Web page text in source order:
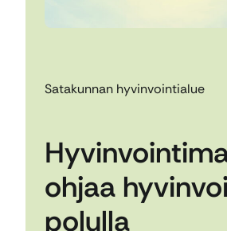
Satakunnan hyvinvointialue
ohjaa
polulla